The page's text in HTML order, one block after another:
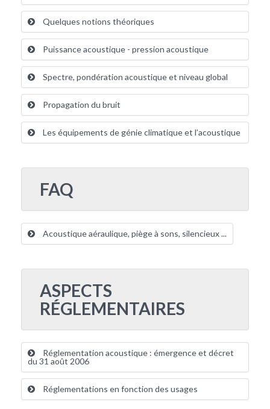
Quelques notions théoriques
Puissance acoustique - pression acoustique
Spectre, pondération acoustique et niveau global
Propagation du bruit
Les équipements de génie climatique et l’acoustique
FAQ
Acoustique aéraulique, piège à sons, silencieux ...
ASPECTS
RÉGLEMENTAIRES
Réglementation acoustique : émergence et décret
du 31 août 2006
Réglementations en fonction des usages